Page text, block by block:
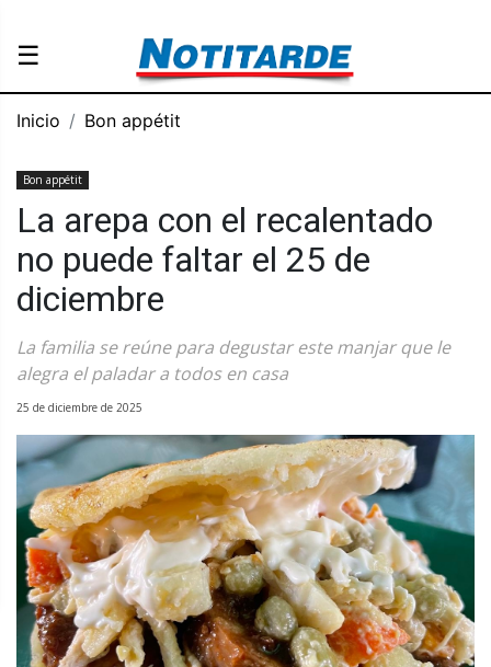
☰
Inicio Bon appétit
Bon appétit
La arepa con el recalentado
no puede faltar el 25 de
diciembre
La familia se reúne para degustar este manjar que le
alegra el paladar a todos en casa
25 de diciembre de 2025